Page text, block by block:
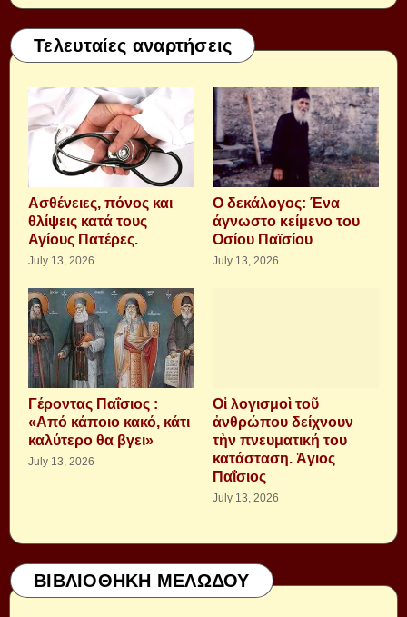
Τελευταίες αναρτήσεις
Aσθένειες, πόνος και
θλίψεις κατά τους
Αγίους Πατέρες.
July 13, 2026
Ο δεκάλογος: Ένα
άγνωστο κείμενο του
Οσίου Παϊσίου
July 13, 2026
Γέροντας Παΐσιος :
«Από κάποιο κακό, κάτι
καλύτερο θα βγει»
July 13, 2026
Οἱ λογισμοὶ τοῦ
ἀνθρώπου δείχνουν
τὴν πνευματική του
κατάσταση. Ἁγιος
Παΐσιος
July 13, 2026
ΒΙΒΛΙΟΘΗΚΗ ΜΕΛΩΔΟΥ